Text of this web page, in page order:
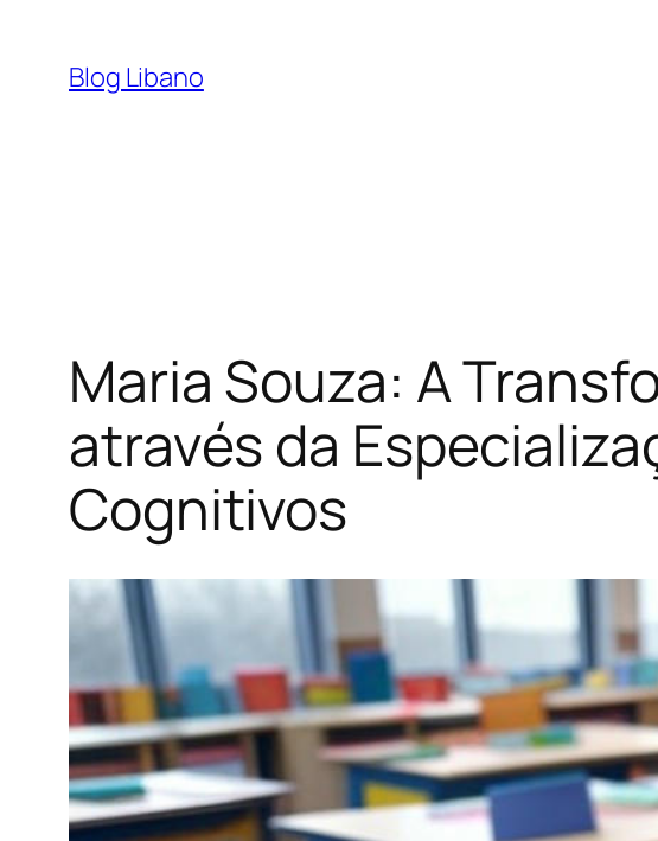
Blog Libano
Maria Souza: A
através da
Cognitivos